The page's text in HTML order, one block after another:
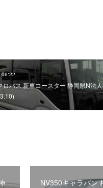
06:22
ロバス 新車コースター 静岡県N法
NV350キャラバン